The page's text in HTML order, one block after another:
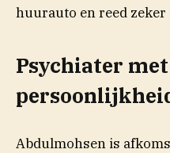
huurauto en reed
Psychiater met
Abdulmohsen is